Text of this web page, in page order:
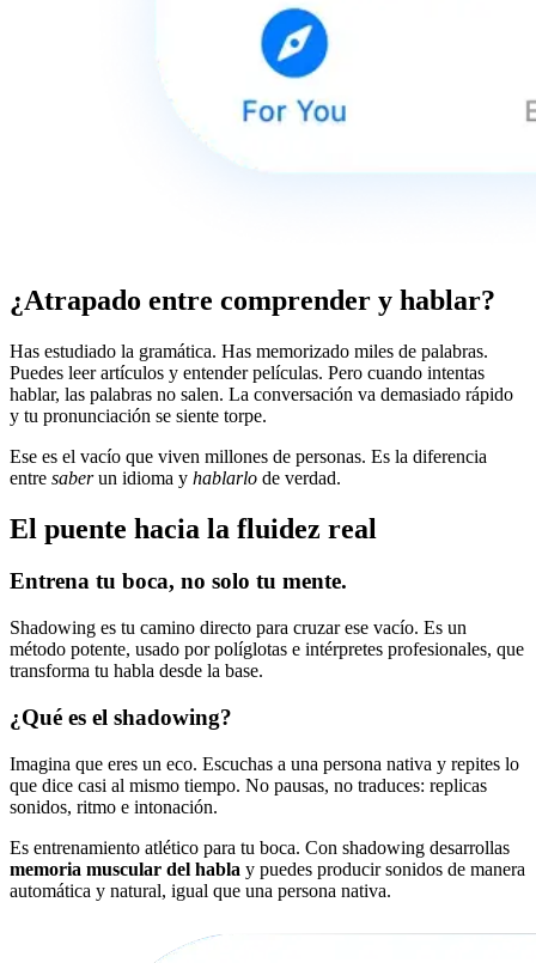
¿Atrapado entre comprender y hablar?
Has estudiado la gramática. Has memorizado miles de palabras.
Puedes leer artículos y entender películas. Pero cuando intentas
hablar, las palabras no salen. La conversación va demasiado rápido
y tu pronunciación se siente torpe.
Ese es el vacío que viven millones de personas. Es la diferencia
entre saberun idioma y hablarlo de verdad.
El puente hacia la fluidez real
Entrena tu boca, no solo tu mente.
Shadowing es tu camino directo para cruzar ese vacío. Es un
método potente, usado por políglotas e intérpretes profesionales, que
transforma tu habla desde la base.
¿Qué es el shadowing?
Imagina que eres un eco. Escuchas a una persona nativa y repites lo
que dice casi al mismo tiempo. No pausas, no traduces: replicas
sonidos, ritmo e intonación.
Es entrenamiento atlético para tu boca. Con shadowing desarrollas
memoria muscular del habla y puedes producir sonidos de manera
automática y natural, igual que una persona nativa.